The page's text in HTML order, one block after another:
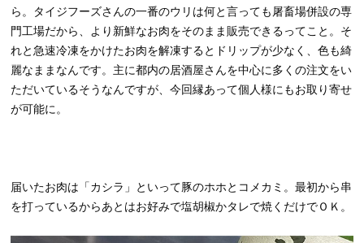
ら。タイジフーズさんの一番のウリは何と言っても屠畜場併設の専
門工場だから、より新鮮なお肉をそのまま販売できるってこと。そ
れと急速冷凍をかけたお肉を解凍するとドリップが少なく、色も綺
麗なままなんです。主に都内の居酒屋さんを中心に多くの注文をい
ただいているそうなんですが、今回縁あって個人様にもお取り寄せ
が可能に。
届いたお肉は「カシラ」といって豚のホホとコメカミ。最初から串
を打っているからあとはお好みで塩胡椒かタレで焼くだけでＯＫ。